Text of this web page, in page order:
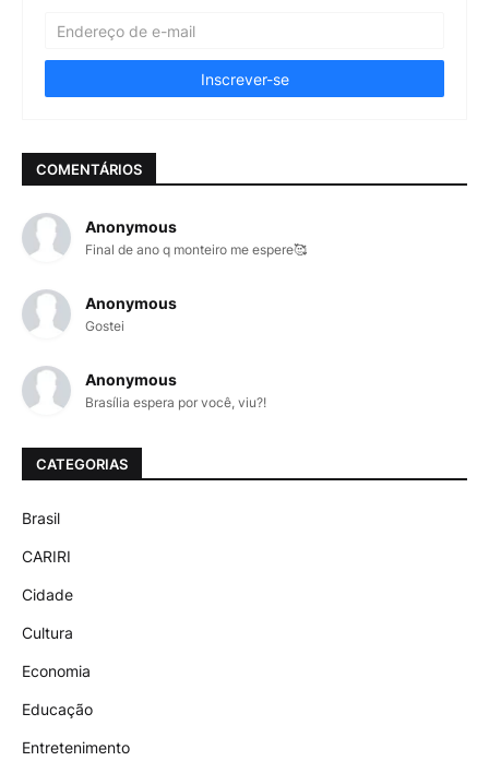
COMENTÁRIOS
Anonymous
Final de ano q monteiro me espere🥰
Anonymous
Gostei
Anonymous
Brasília espera por você, viu?!
CATEGORIAS
Brasil
CARIRI
Cidade
Cultura
Economia
Educação
Entretenimento